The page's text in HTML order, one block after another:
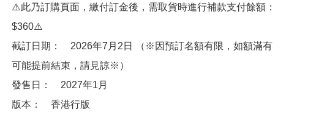
⚠️此乃訂購頁面，繳付訂金後，需取貨時進行補款支付餘額：
$360⚠️
截訂日期：　2026年7月2日 （※因預訂名額有限，如額滿有
可能提前結束，請見諒※）
發售日：　2027年1月
版本：　香港行版